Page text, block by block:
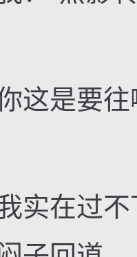
是要往
在过不